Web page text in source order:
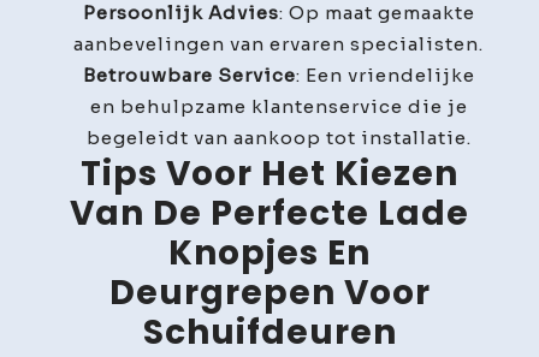
Persoonlijk Advies: Op maat gemaakte
aanbevelingen van ervaren specialisten.
Betrouwbare Service: Een vriendelijke
en behulpzame klantenservice die je
begeleidt van aankoop tot installatie.
Tips Voor Het Kiezen
Van De Perfecte Lade
Knopjes En
Deurgrepen Voor
Schuifdeuren